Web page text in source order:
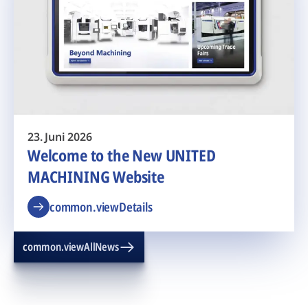
23. Juni 2026
Welcome to the New UNITED
MACHINING Website
common.viewDetails
common.viewAllNews